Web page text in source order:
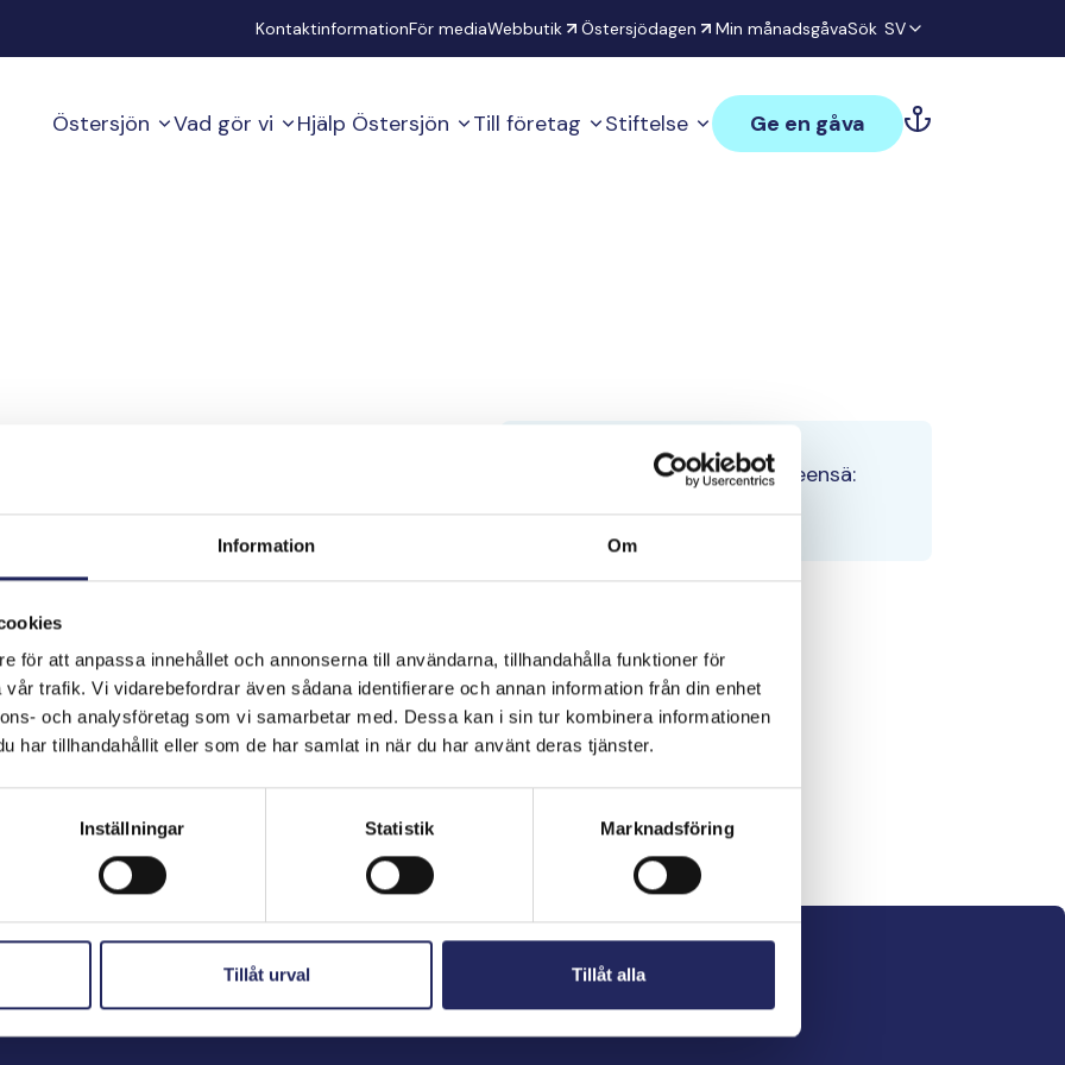
Information Om
för att anpassa innehållet och annonserna till användarna, tillhandahålla funktioner för
trafik. Vi vidarebefordrar även sådana identifierare och annan information från din enhet
och analysföretag som vi samarbetar med. Dessa kan i sin tur kombinera informationen
har tillhandahållit eller som de har samlat in när du har använt deras tjänster.
Inställningar Statistik Marknadsföring
Tillåt urval Tillåt alla
KontaktinformationFör mediaWebbutik Östersjödagen Min månadsgåvaSök SV
Östersjön Vad gör vi Hjälp Östersjön Till företag Stiftelse Ge en gåva
Tiimin lahjoitukset yhteensä:
0 €